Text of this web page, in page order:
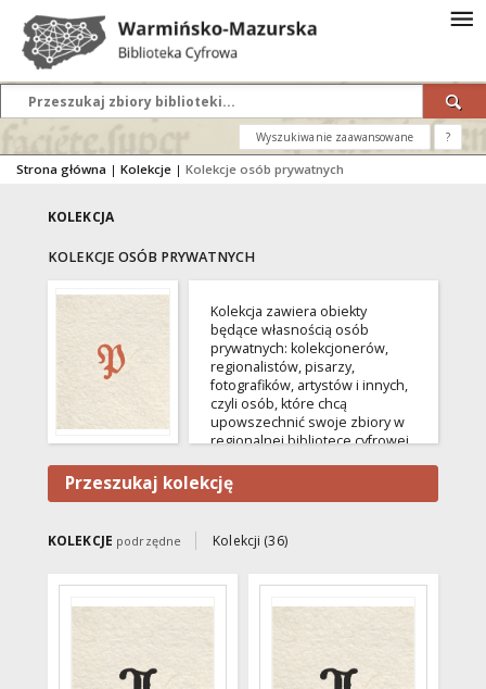
Wyszukiwanie zaawansowane ?
Strona główna | Kolekcje | Kolekcje osób prywatnych
KOLEKCJA
KOLEKCJE OSÓB PRYWATNYCH
Kolekcja zawiera obiekty
będące własnością osób
prywatnych: kolekcjonerów,
regionalistów, pisarzy,
fotografików, artystów i innych,
czyli osób, które chcą
upowszechnić swoje zbiory w
regionalnej bibliotece cyfrowej,
jednocześnie bibliotekom lub
muzeom. Digitalizacją obiektów
się instytucje-członkowie klastra
WMBC. Większość obiektów ma
Przeszukaj kolekcję
KOLEKCJE podrzędne Kolekcji (36)